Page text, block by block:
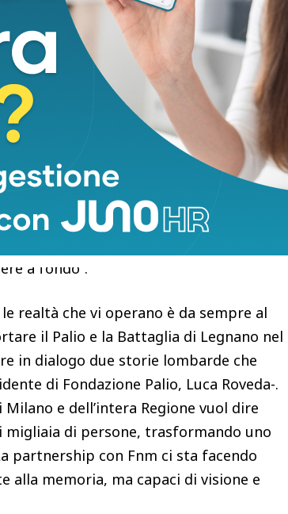
2026, che celebra il
straordinarie, mostre, visite
che quest’anno celebra i 100 anni
dei territori -sottolinea il presidente di
reti dei trasporti, a cominciare da
e le realtà produttive sono
le infrastrutture fisiche e le reti di
Il nostro obiettivo e il compito che
storico e culturale, come quello
a fondo”.
realtà che vi operano è da sempre al
il Palio e la Battaglia di Legnano nel
in dialogo due storie lombarde che
di Fondazione Palio, Luca Roveda-.
e dell’intera Regione vuol dire
di persone, trasformando uno
partnership con Fnm ci sta facendo
alla memoria, ma capaci di visione e